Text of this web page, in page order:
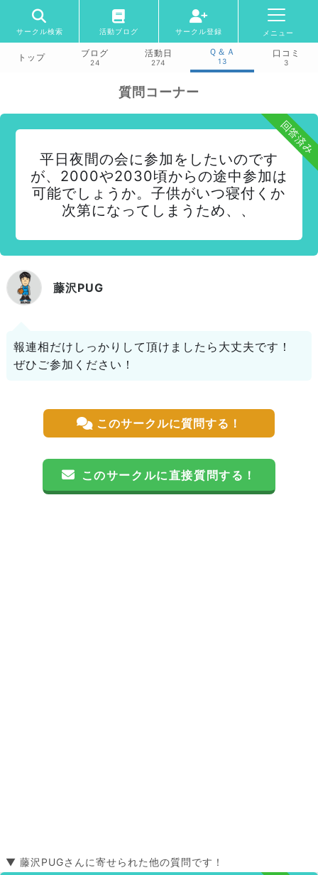
サークル検索 活動ブログ サークル登録 メニュー
トップ ブログ
24
活動日
274
Ｑ＆Ａ
13
口コミ
3
質問コーナー
回答済み
平日夜間の会に参加をしたいのです
が、2000や2030頃からの途中参加は
可能でしょうか。子供がいつ寝付くか
次第になってしまうため、、
藤沢PUG
報連相だけしっかりして頂けましたら大丈夫です！
ぜひご参加ください！
このサークルに質問する！
このサークルに直接質問する！
▼ 藤沢PUGさんに寄せられた他の質問です！